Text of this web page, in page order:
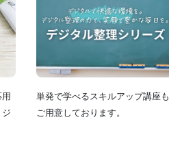
単発で学べるスキルアップ講座も
ご用意しております。